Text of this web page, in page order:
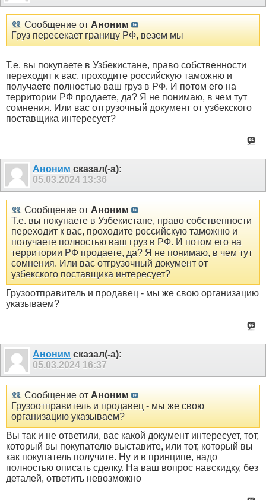
Сообщение от Аноним
Груз пересекает границу РФ, везем мы
Т.е. вы покупаете в Узбекистане, право собственности
переходит к вас, проходите российскую таможню и
получаете полностью ваш груз в РФ. И потом его на
территории РФ продаете, да? Я не понимаю, в чем тут
сомнения. Или вас отгрузочный документ от узбекского
поставщика интересует?
Аноним сказал(-а):
05.03.2024 13:36
Сообщение от Аноним
Т.е. вы покупаете в Узбекистане, право собственности
переходит к вас, проходите российскую таможню и
получаете полностью ваш груз в РФ. И потом его на
территории РФ продаете, да? Я не понимаю, в чем тут
сомнения. Или вас отгрузочный документ от
узбекского поставщика интересует?
Грузоотправитель и продавец - мы же свою организацию
указываем?
Аноним сказал(-а):
05.03.2024 16:37
Сообщение от Аноним
Грузоотправитель и продавец - мы же свою
организацию указываем?
Вы так и не ответили, вас какой документ интересует, тот,
который вы покупателю выставите, или тот, который вы
как покупатель получите. Ну и в принципе, надо
полностью описать сделку. На ваш вопрос навскидку, без
деталей, ответить невозможно